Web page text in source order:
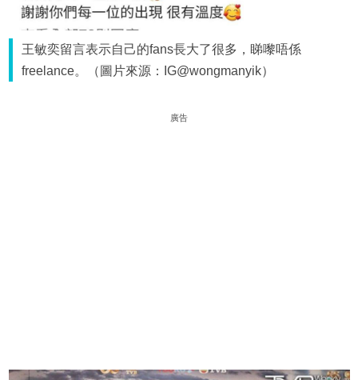
王敏奕留言表示自己的fans長大了很多，睇嚟唔係
freelance。（圖片來源：IG@wongmanyik）
廣告